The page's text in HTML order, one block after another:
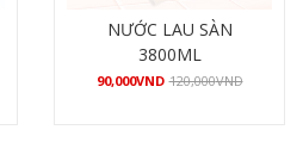
NƯỚC LAU SÀN
3800ML
90,000VND 120,000VND